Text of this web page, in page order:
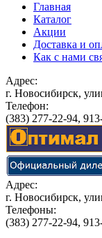
Главная
Каталог
Акции
Доставка и
Как с нами
Адрес:
г. Новосибирск,
Телефон:
(383) 277-22-94,
Адрес:
г. Новосибирск,
Телефоны:
(383) 277-22-94,